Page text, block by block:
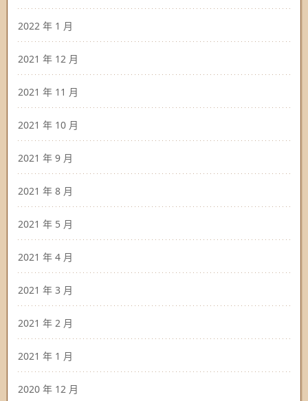
2022 年 1 月
2021 年 12 月
2021 年 11 月
2021 年 10 月
2021 年 9 月
2021 年 8 月
2021 年 5 月
2021 年 4 月
2021 年 3 月
2021 年 2 月
2021 年 1 月
2020 年 12 月